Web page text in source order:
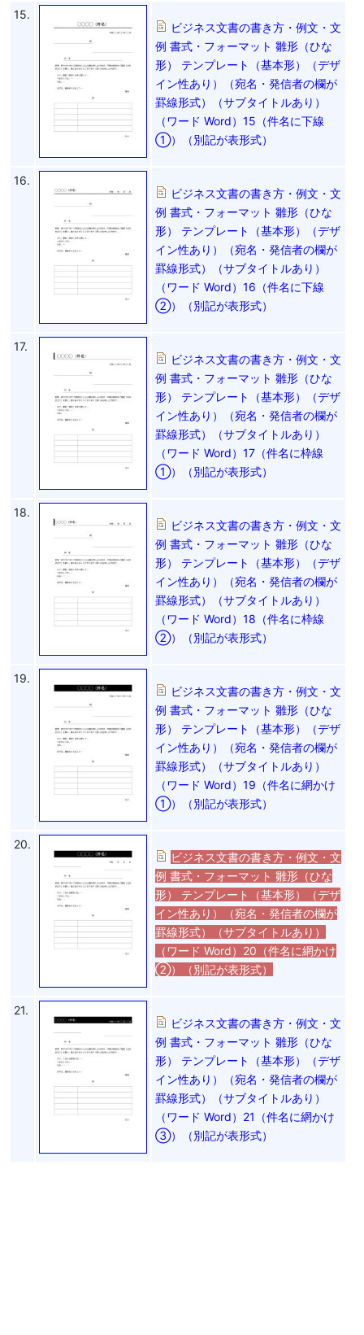
15.
ビジネス文書の書き方・例文・文
例 書式・フォーマット 雛形（ひな
形） テンプレート（基本形）（デザ
イン性あり）（宛名・発信者の欄が
罫線形式）（サブタイトルあり）
（ワード Word）15（件名に下線
①）（別記が表形式）
16.
ビジネス文書の書き方・例文・文
例 書式・フォーマット 雛形（ひな
形） テンプレート（基本形）（デザ
イン性あり）（宛名・発信者の欄が
罫線形式）（サブタイトルあり）
（ワード Word）16（件名に下線
②）（別記が表形式）
17.
ビジネス文書の書き方・例文・文
例 書式・フォーマット 雛形（ひな
形） テンプレート（基本形）（デザ
イン性あり）（宛名・発信者の欄が
罫線形式）（サブタイトルあり）
（ワード Word）17（件名に枠線
①）（別記が表形式）
18.
ビジネス文書の書き方・例文・文
例 書式・フォーマット 雛形（ひな
形） テンプレート（基本形）（デザ
イン性あり）（宛名・発信者の欄が
罫線形式）（サブタイトルあり）
（ワード Word）18（件名に枠線
②）（別記が表形式）
19.
ビジネス文書の書き方・例文・文
例 書式・フォーマット 雛形（ひな
形） テンプレート（基本形）（デザ
イン性あり）（宛名・発信者の欄が
罫線形式）（サブタイトルあり）
（ワード Word）19（件名に網かけ
①）（別記が表形式）
20.
ビジネス文書の書き方・例文・文
例 書式・フォーマット 雛形（ひな
形） テンプレート（基本形）（デザ
イン性あり）（宛名・発信者の欄が
罫線形式）（サブタイトルあり）
（ワード Word）20（件名に網かけ
②）（別記が表形式）
21.
ビジネス文書の書き方・例文・文
例 書式・フォーマット 雛形（ひな
形） テンプレート（基本形）（デザ
イン性あり）（宛名・発信者の欄が
罫線形式）（サブタイトルあり）
（ワード Word）21（件名に網かけ
③）（別記が表形式）